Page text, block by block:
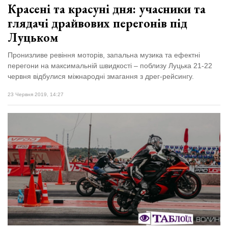
Красені та красуні дня: учасники та
глядачі драйвових перегонів під
Луцьком
Пронизливе ревіння моторів, запальна музика та ефектні
перегони на максимальній швидкості – поблизу Луцька 21-22
червня відбулися міжнародні змагання з дрег-рейсингу.
23 Червня 2019, 14:27